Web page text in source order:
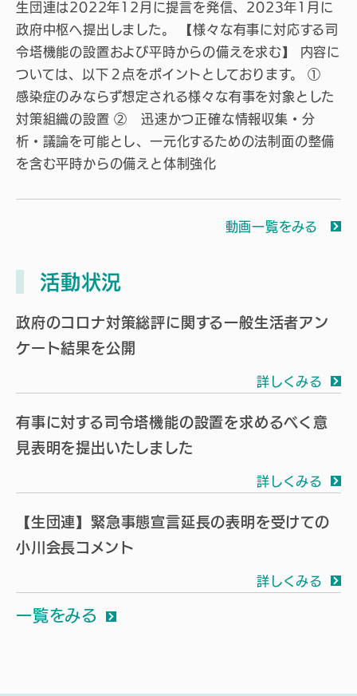
生団連は2022年12月に提言を発信、2023年1月に
政府中枢へ提出しました。 【様々な有事に対応する司
令塔機能の設置および平時からの備えを求む】 内容に
ついては、以下２点をポイントとしております。 ①
感染症のみならず想定される様々な有事を対象とした
対策組織の設置 ② 迅速かつ正確な情報収集・分
析・議論を可能とし、一元化するための法制面の整備
を含む平時からの備えと体制強化
動画一覧をみる
活動状況
政府のコロナ対策総評に関する一般生活者アン
ケート結果を公開
詳しくみる
有事に対する司令塔機能の設置を求めるべく意
見表明を提出いたしました
詳しくみる
【生団連】緊急事態宣言延長の表明を受けての
小川会長コメント
詳しくみる
一覧をみる